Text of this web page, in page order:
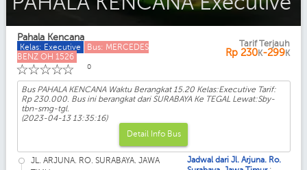
Pahala Kencana
Kelas: Executive
Bus: MERCEDES
BENZ OH 1526
☆
☆
☆
☆
☆ 0
Tarif Terjauh
Rp 230K-299K
Bus PAHALA KENCANA Waktu Berangkat 15.20 Kelas:Executive Tarif:
Rp 230.000. Bus ini berangkat dari SURABAYA Ke TEGAL Lewat:Sby-
tbn-smg-tgl.
(2023-04-13 13:35:16)
Detail Info Bus
JL. ARJUNA. RO. SURABAYA. JAWA
Jadwal dari Jl. Arjuna. Ro.